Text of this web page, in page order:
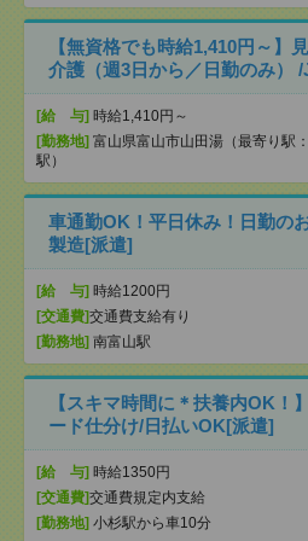
【無資格でも時給1,410円～】
介護（週3日から／日勤のみ）
[給 与] 時給1,410円～
[勤務地] 富山県富山市山田湯（最寄り駅
駅）
車通勤OK！平日休み！日勤の
製造[派遣]
[給 与] 時給1200円
[交通費]交通費支給有り
[勤務地] 南富山駅
【スキマ時間に＊扶養内OK！
ード仕分け/日払いOK[派遣]
[給 与] 時給1350円
[交通費]交通費規定内支給
[勤務地] 小杉駅から車10分